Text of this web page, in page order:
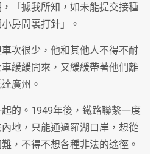
「據我所知，如未能提交接種
房間裏打針」。
次很少，他和其他人不得不耐
緩緩開來，又緩緩帶著他們離
廣州。
的。1949年後，鐵路聯繫一度
地，只能通過羅湖口岸，想從
，不得不想各種非法的途徑。